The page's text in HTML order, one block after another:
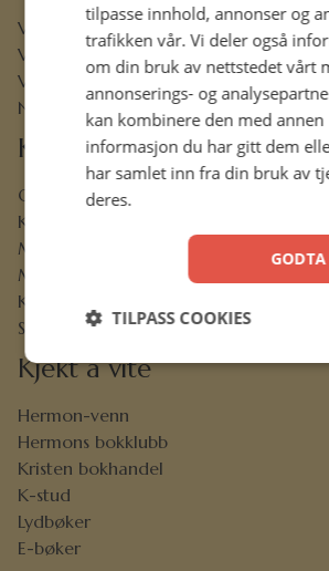
Vår visjon
Vår historie
Vårt ansvar
Nettbibel
Kundeservice
Ofte stilte spørsmål
Kontaktskjema
Min konto
Menighetsrabatt
Kjøpsbetingelser
Sikkerhet og personvern
Kjekt å vite
Hermon-venn
Hermons bokklubb
Kristen bokhandel
K-stud
Lydbøker
E-bøker
tilpasse innhold, annonser og
trafikken vår. Vi deler også
om din bruk av nettstedet vårt
annonserings- og
kan kombinere den med annen
informasjon du har gitt dem
har samlet inn fra din bruk av
deres.
GODTA
TILPASS COOKIES